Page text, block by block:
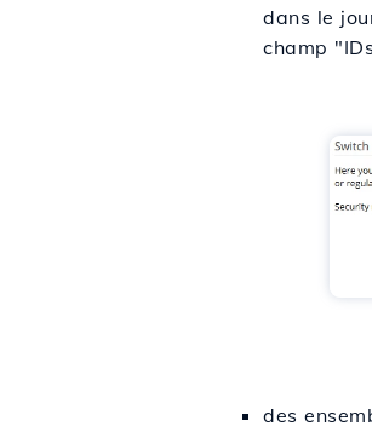
dans le
champ
des